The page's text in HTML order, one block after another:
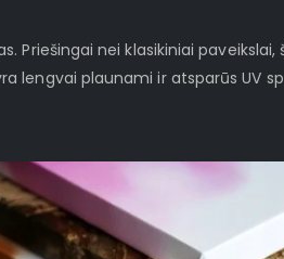
nei klasikiniai
lengvai plaunami ir atsparūs UV